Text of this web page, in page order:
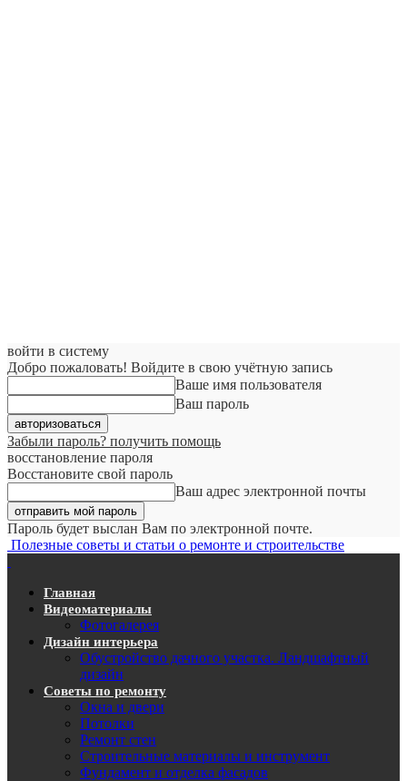
войти в систему
Добро пожаловать! Войдите в свою учётную запись
Ваше имя пользователя
Ваш пароль
Забыли пароль? получить помощь
восстановление пароля
Восстановите свой пароль
Ваш адрес электронной почты
Пароль будет выслан Вам по электронной почте.
Полезные советы и статьи о ремонте и строительстве
Главная
Видеоматериалы
Фотогалерея
Дизайн интерьера
Обустройство дачного участка. Ландшафтный
дизайн
Советы по ремонту
Окна и двери
Потолки
Ремонт стен
Строительные материалы и инструмент
Фундамент и отделка фасадов